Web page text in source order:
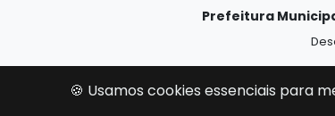
Prefeitura
🍪 Usamos cookies essenciais para